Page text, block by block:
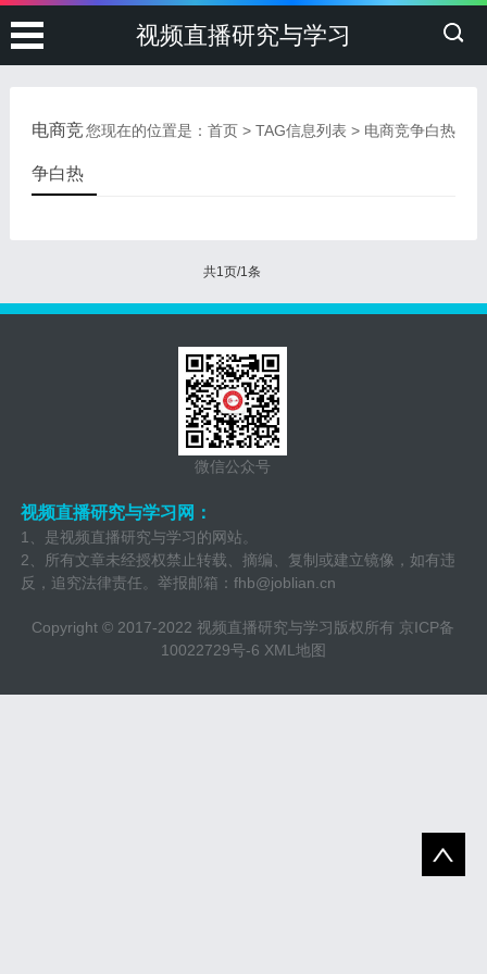
视频直播研究与学习
您现在的位置是：首页 > TAG信息列表 > 电商竞争白热
电商竞
争白热
共1页/1条
微信公众号
视频直播研究与学习网：
1、是视频直播研究与学习的网站。
2、所有文章未经授权禁止转载、摘编、复制或建立镜像，如有违
反，追究法律责任。举报邮箱： fhb@joblian.cn
Copyright © 2017-2022 视频直播研究与学习版权所有 京ICP备
10022729号-6 XML地图